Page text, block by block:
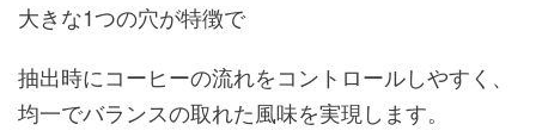
大きな1つの穴が特徴で
抽出時にコーヒーの流れをコントロールしやすく、
均一でバランスの取れた風味を実現します。